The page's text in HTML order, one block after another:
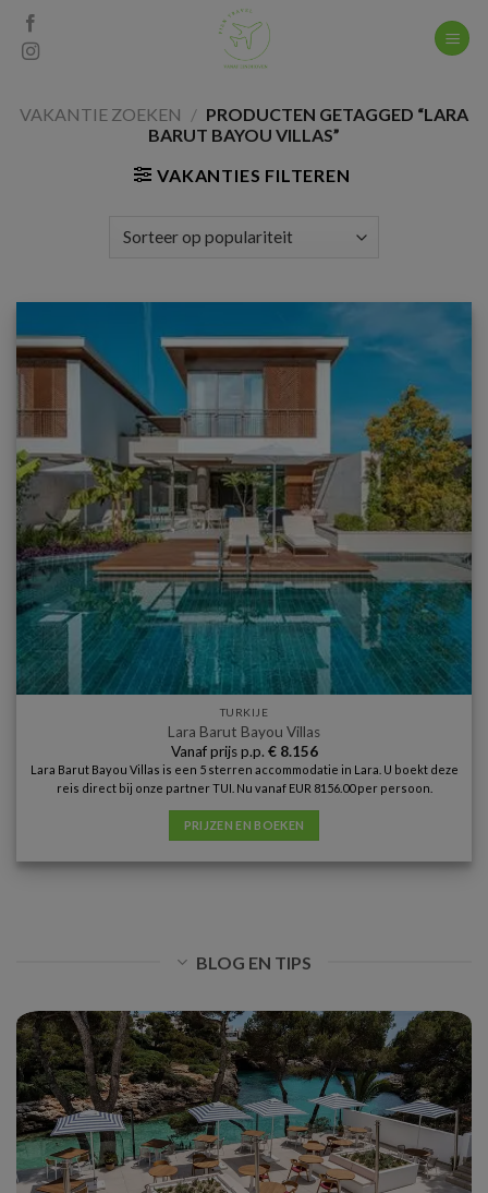
Skip
content
VAKANTIE ZOEKEN / PRODUCTEN GETAGGED “LARA
BARUT BAYOU VILLAS”
VAKANTIES FILTEREN
TURKIJE
Lara Barut Bayou Villas
Vanaf prijs p.p. €8.156
Lara Barut Bayou Villas is een 5 sterren accommodatie in Lara. U boekt deze
reis direct bij onze partner TUI. Nu vanaf EUR 8156.00 per persoon.
PRIJZEN EN BOEKEN
BLOG EN TIPS